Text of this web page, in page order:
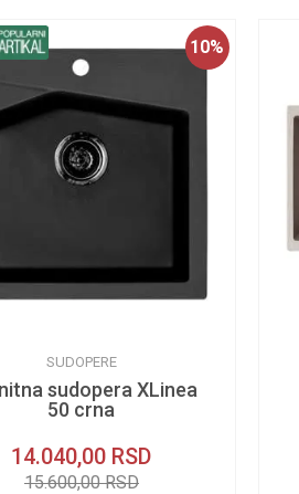
10%
SUDOPERE
sudopera XLinea
50 crna
14.040,00 RSD
15.600,00RSD